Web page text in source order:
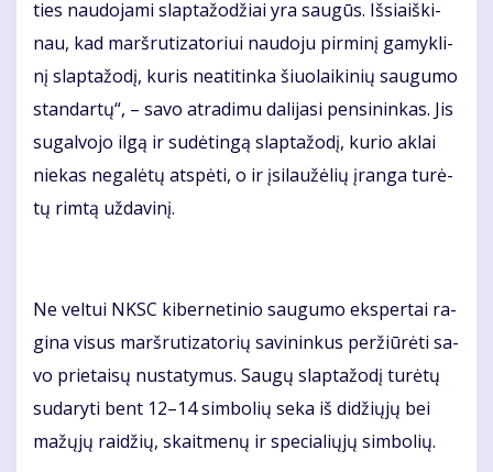
ties nau­do­ja­mi slap­ta­žo­džiai yra sau­gūs. Iš­si­aiš­ki­
nau, kad marš­ru­ti­za­to­riui nau­do­ju pir­mi­nį ga­myk­li­
nį slap­ta­žo­dį, ku­ris ne­ati­tin­ka šiuo­lai­ki­nių sau­gu­mo
stan­dar­tų“, – sa­vo at­ra­di­mu da­li­ja­si pen­si­nin­kas. Jis
su­gal­vo­jo il­gą ir su­dė­tin­gą slap­ta­žo­dį, ku­rio ak­lai
nie­kas ne­ga­lė­tų at­spė­ti, o ir įsi­lau­žė­lių įran­ga tu­rė­
tų rim­tą už­da­vi­nį.
Ne vel­tui NKSC ki­ber­ne­ti­nio sau­gu­mo eks­per­tai ra­
gi­na vi­sus marš­ru­ti­za­to­rių sa­vi­nin­kus per­žiū­rė­ti sa­
vo prie­tai­sų nu­sta­ty­mus. Sau­gų slap­ta­žo­dį tu­rė­tų
su­da­ry­ti bent 12–14 sim­bo­lių se­ka iš di­džių­jų bei
ma­žų­jų rai­džių, skait­me­nų ir spe­cia­lių­jų sim­bo­lių.